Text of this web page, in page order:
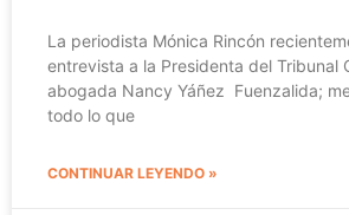
La periodista Mónica Rincón
entrevista a la Presidenta del Tribunal
abogada Nancy Yáñez Fuenzalida;
todo lo que
CONTINUAR LEYENDO »